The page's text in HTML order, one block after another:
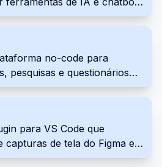
técnicas para
de construção web.
que os usuários criem
plataforma é projetada
setores que buscam
facilmente.
no-code para
pesquisas e questionários
abordagem de IA
o Formshare cria formulários
que podem ser
de um link. Aproveite
multilíngue, branding
para VS Code que
capturas de tela do Figma em
para produção. Ele agiliza